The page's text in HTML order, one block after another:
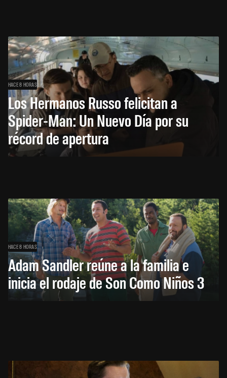
HACE 8 HORAS
Los Hermanos Russo felicitan a
Spider-Man: Un Nuevo Día por su
récord de apertura
HACE 8 HORAS
Adam Sandler reúne a la familia e
inicia el rodaje de Son Como Niños 3